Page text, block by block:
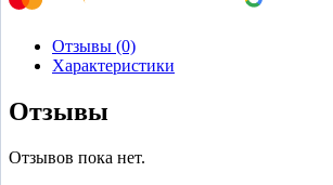
Отзывы (0)
Характеристики
Отзывы
Отзывов пока нет.